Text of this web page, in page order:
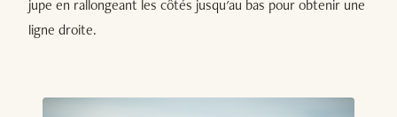
jupe en rallongeant les côtés jusqu'au bas pour obtenir une
ligne droite.